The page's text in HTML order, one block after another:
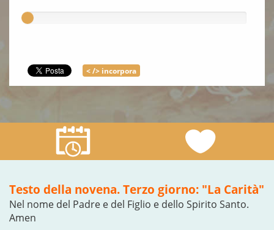
< /> incorpora
Testo della novena. Terzo giorno: "La Carità"
Nel nome del Padre e del Figlio e dello Spirito Santo.
Amen